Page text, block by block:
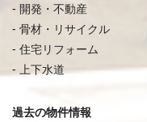
開発・不動産
骨材・リサイクル
住宅リフォーム
上下水道
過去の物件情報